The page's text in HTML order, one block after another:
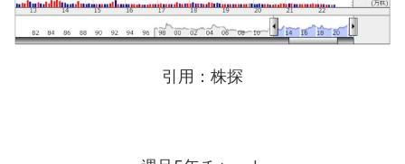
引用：株探